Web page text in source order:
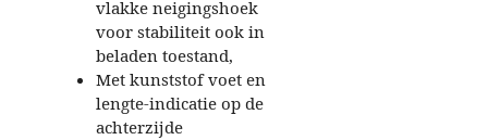
vlakke neigingshoek
voor stabiliteit ook in
beladen toestand,
Met kunststof voet en
lengte-indicatie op de
achterzijde